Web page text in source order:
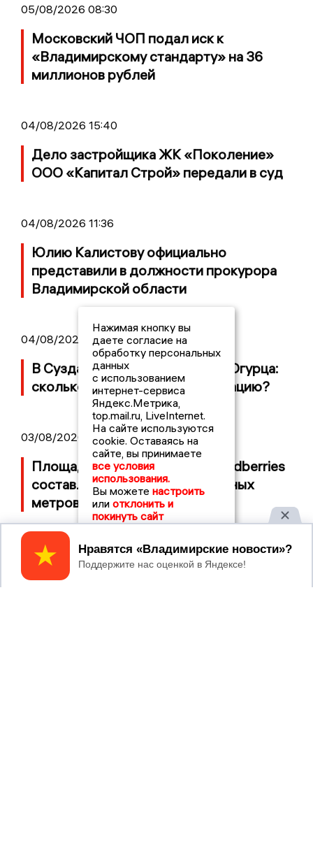
05/08/2026 08:30
Московский ЧОП подал иск к
«Владимирскому стандарту» на 36
миллионов рублей
04/08/2026 15:40
Дело застройщика ЖК «Поколение»
ООО «Капитал Строй» передали в суд
04/08/2026 11:36
Юлию Калистову официально
представили в должности прокурора
Владимирской области
04/08/2026 09:01
В Суздале прошёл Фестиваль Огурца:
сколько потратили на организацию?
03/08/2026 14:13
Площадь пожара на складе Wildberries
составляет 100 тысяч квадратных
метров
Нажимая кнопку вы
даете согласие на
обработку персональных
данных
с использованием
интернет-сервиса
Яндекс.Метрика,
top.mail.ru, LiveInternet.
На сайте используются
cookie. Оставаясь на
сайте, вы принимаете
все условия
использования.
Вы можете настроить
или отклонить и
покинуть сайт
Принять